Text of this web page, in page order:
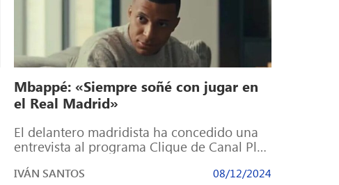
Mbappé: «Siempre soñé con jugar en
el Real Madrid»
El delantero madridista ha concedido una
entrevista al programa Clique de Canal Plus
IVÁN SANTOS 08/12/2024